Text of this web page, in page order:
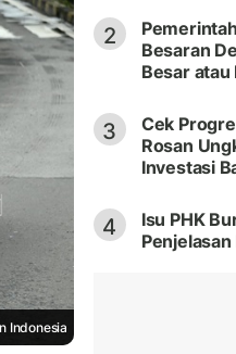
Indonesia
2
Besaran
Besar atau
3
Cek
Rosan
Investasi
4
Isu PHK